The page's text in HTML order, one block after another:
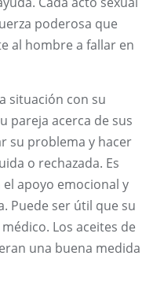
poderosa que
al hombre a fallar en
situación con su
pareja acerca de sus
su problema y hacer
o rechazada. Es
apoyo emocional y
Puede ser útil que su
Los aceites de
una buena medida